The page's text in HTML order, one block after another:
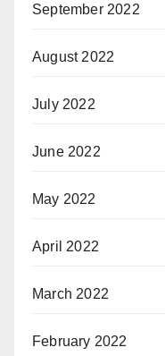
September 2022
August 2022
July 2022
June 2022
May 2022
April 2022
March 2022
February 2022